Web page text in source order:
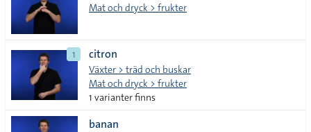
Mat och dryck > frukter
1 citron
Växter > träd och buskar
Mat och dryck > frukter
1 varianter finns
banan